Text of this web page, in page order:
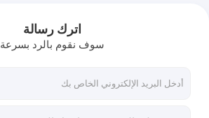
اترك رسالة
سوف نقوم بالرد بسرعة